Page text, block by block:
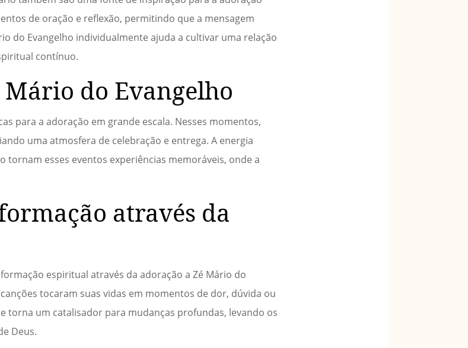
de oração e reflexão, permitindo que a mensagem
do Evangelho individualmente ajuda a cultivar uma relação
contínuo.
Mário do Evangelho
para a adoração em grande escala. Nesses momentos,
uma atmosfera de celebração e entrega. A energia
tornam esses eventos experiências memoráveis, onde a
através da
espiritual através da adoração a Zé Mário do
tocaram suas vidas em momentos de dor, dúvida ou
torna um catalisador para mudanças profundas, levando os
Deus.